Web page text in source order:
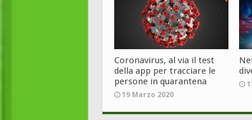
Coronavirus, al via il test
della app per tracciare le
persone in quarantena
19 Marzo 2020